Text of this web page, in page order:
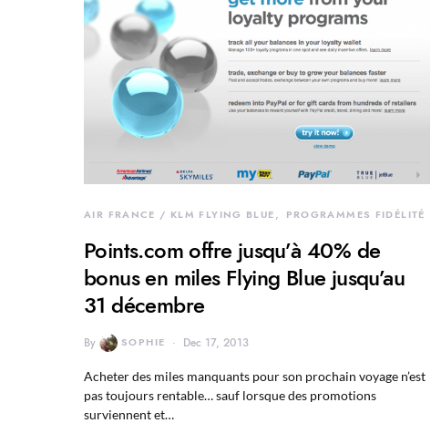
AIR FRANCE / KLM FLYING BLUE PROGRAMMES FIDÉLITÉ
Points.com offre jusqu’à 40% de
bonus en miles Flying Blue jusqu’au
31 décembre
By SOPHIE Dec 17, 2013
Acheter des miles manquants pour son prochain voyage n’est
pas toujours rentable… sauf lorsque des promotions
surviennent et…